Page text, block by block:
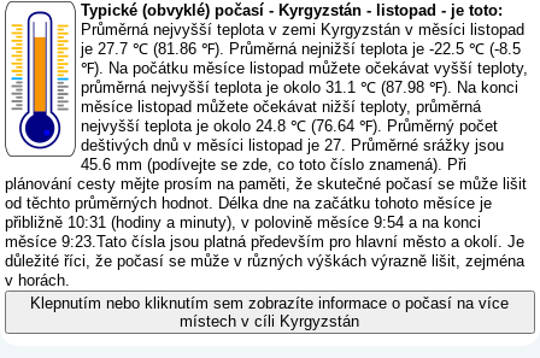
Typické (obvyklé) počasí - Kyrgyzstán - listopad - je toto:
Průměrná nejvyšší teplota v zemi Kyrgyzstán v měsíci listopad
je 27.7 ℃ (81.86 ℉). Průměrná nejnižší teplota je -22.5 ℃ (-8.5
℉). Na počátku měsíce listopad můžete očekávat vyšší teploty,
průměrná nejvyšší teplota je okolo 31.1 ℃ (87.98 ℉). Na konci
měsíce listopad můžete očekávat nižší teploty, průměrná
nejvyšší teplota je okolo 24.8 ℃ (76.64 ℉). Průměrný počet
deštivých dnů v měsíci listopad je 27. Průměrné srážky jsou
45.6 mm (podívejte se zde, co toto číslo znamená). Při
plánování cesty mějte prosím na paměti, že skutečné počasí se může lišit
od těchto průměrných hodnot. Délka dne na začátku tohoto měsíce je
přibližně 10:31 (hodiny a minuty), v polovině měsíce 9:54 a na konci
měsíce 9:23.Tato čísla jsou platná především pro hlavní město a okolí. Je
důležité říci, že počasí se může v různých výškách výrazně lišit, zejména
v horách.
Klepnutím nebo kliknutím sem zobrazíte informace o počasí na více
místech v cíli Kyrgyzstán